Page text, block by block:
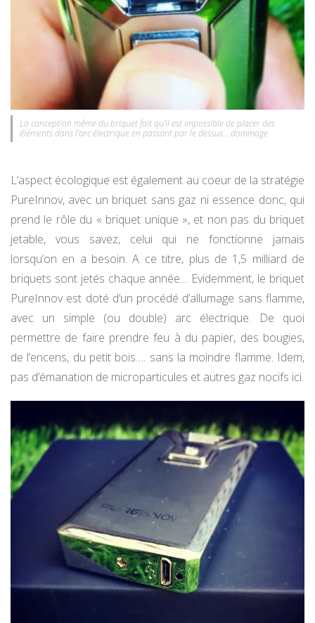
La conception même du briquet fait qu’il est impossible de placer des
éléments dans l’arc électrique en passant par le dessus… dommage
L’aspect écologique est également au coeur de la stratégie
PureInnov, avec un briquet sans gaz ni essence donc, qui
prend le rôle du « briquet unique », et non pas du briquet
jetable, vous savez, celui qui ne fonctionne jamais
lorsqu’on en a besoin. A ce titre, plus de 1,5 milliard de
briquets sont jetés chaque année… Evidemment, le briquet
PureInnov est doté d’un procédé d’allumage sans flamme,
avec un simple (ou double) arc électrique. De quoi
permettre de faire prendre feu à du papier, des bougies,
de l’encens, du petit bois…. sans la moindre flamme. Idem,
pas d’émanation de microparticules et autres gaz nocifs ici.